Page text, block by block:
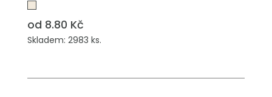
od 8.80 Kč
Skladem: 2983 ks.